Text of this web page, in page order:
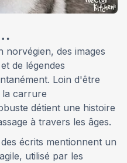
des images
de légendes
Loin d'être
la carrure
détient une histoire
à travers les âges.
écrits mentionnent un
utilisé par les